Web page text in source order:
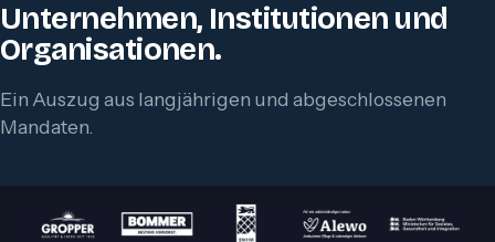
Unternehmen, Institutionen und
Organisationen.
Ein Auszug aus langjährigen und abgeschlossenen
Mandaten.